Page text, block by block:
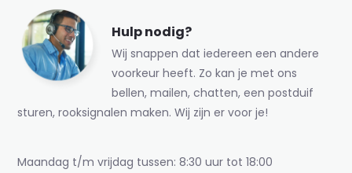
Hulp nodig?
Wij snappen dat iedereen een andere
voorkeur heeft. Zo kan je met ons
bellen, mailen, chatten, een postduif
sturen, rooksignalen maken. Wij zijn er voor je!
Maandag t/m vrijdag tussen: 8:30 uur tot 18:00